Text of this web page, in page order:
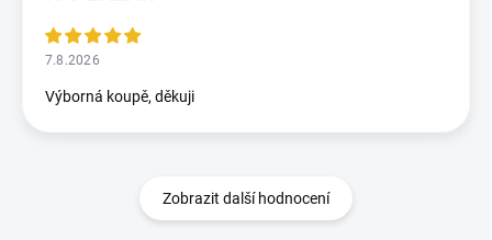
7.8.2026
Výborná koupě, děkuji
Zobrazit další hodnocení